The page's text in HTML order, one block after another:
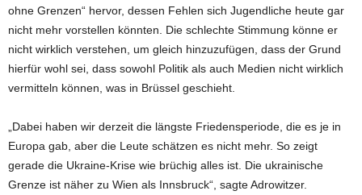
ohne Grenzen“ hervor, dessen Fehlen sich Jugendliche heute gar
nicht mehr vorstellen könnten. Die schlechte Stimmung könne er
nicht wirklich verstehen, um gleich hinzuzufügen, dass der Grund
hierfür wohl sei, dass sowohl Politik als auch Medien nicht wirklich
vermitteln können, was in Brüssel geschieht.
„Dabei haben wir derzeit die längste Friedensperiode, die es je in
Europa gab, aber die Leute schätzen es nicht mehr. So zeigt
gerade die Ukraine-Krise wie brüchig alles ist. Die ukrainische
Grenze ist näher zu Wien als Innsbruck“, sagte Adrowitzer.